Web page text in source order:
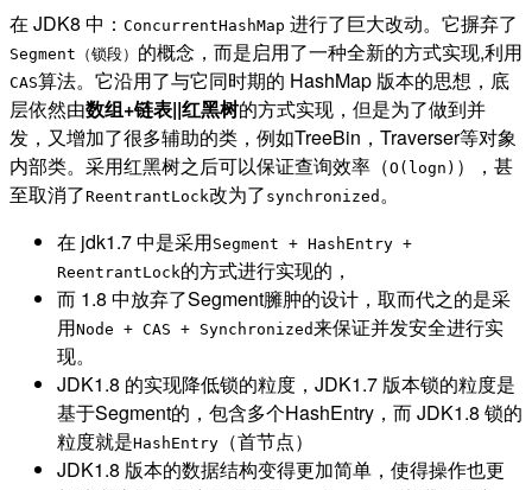
在 JDK8 中： ConcurrentHashMap 进行了巨大改动。它摒弃了
Segment（锁段） 的概念，而是启用了一种全新的方式实现,利用
CAS算法。它沿用了与它同时期的 HashMap 版本的思想，底
层依然由数组+链表||红黑树的方式实现，但是为了做到并
发，又增加了很多辅助的类，例如TreeBin，Traverser等对象
内部类。采用红黑树之后可以保证查询效率（O(logn) ），甚
至取消了ReentrantLock改为了 synchronized 。
在 jdk1.7 中是采用Segment + HashEntry +
ReentrantLock的方式进行实现的，
而 1.8 中放弃了Segment臃肿的设计，取而代之的是采
用Node + CAS + Synchronized来保证并发安全进行实
现。
JDK1.8 的实现降低锁的粒度，JDK1.7 版本锁的粒度是
基于Segment的，包含多个HashEntry，而 JDK1.8 锁的
粒度就是HashEntry
（首节点）
JDK1.8 版本的数据结构变得更加简单，使得操作也更